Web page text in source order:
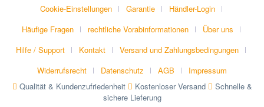
Cookie-Einstellungen Garantie
Händler-Login
Häufige Fragen
rechtliche Vorabinformationen
Über uns
Hilfe / Support
Kontakt
Versand und Zahlungsbedingungen
Widerrufsrecht
Datenschutz AGB
Impressum
Qualität & Kundenzufriedenheit
Kostenloser Versand
Schnelle &
sichere Lieferung